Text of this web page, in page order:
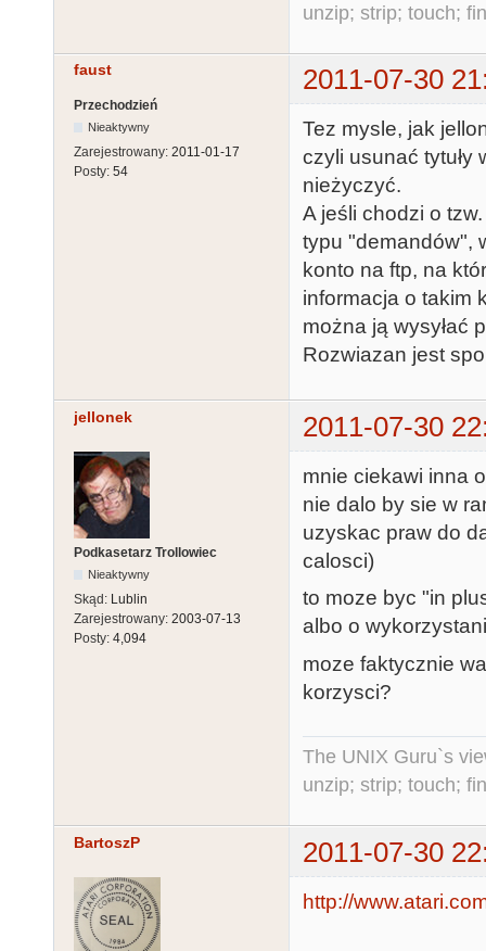
unzip; strip; touch;
faust 2011-07-30
Przechodzień
Nieaktywny
Zarejestrowany: 2011-01-17
Posty: 54
Tez mysle, jak
czyli usunać tytuły
nieżyczyć.
A jeśli chodzi o
typu "demandów",
konto na ftp, na
informacja o takim
można ją wysyłać
Rozwiazan jest
jellonek 2011-07-30
Podkasetarz Trollowiec
Nieaktywny
Skąd: Lublin
Zarejestrowany: 2003-07-13
Posty: 4,094
mnie ciekawi inna
nie dalo by sie w
uzyskac praw do
calosci)
to moze byc "in
albo o
moze faktycznie
korzysci?
The UNIX Guru`s
unzip; strip; touch;
BartoszP 2011-07-30
http://